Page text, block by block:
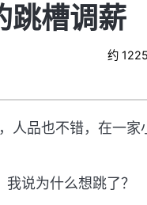
跳槽调薪
约
人品也不错，在一家
说为什么想跳了？